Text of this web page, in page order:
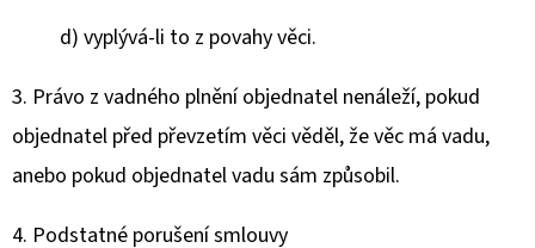
d) vyplývá-li to z povahy věci.
3. Právo z vadného plnění objednatel nenáleží, pokud
objednatel před převzetím věci věděl, že věc má vadu,
anebo pokud objednatel vadu sám způsobil.
4. Podstatné porušení smlouvy